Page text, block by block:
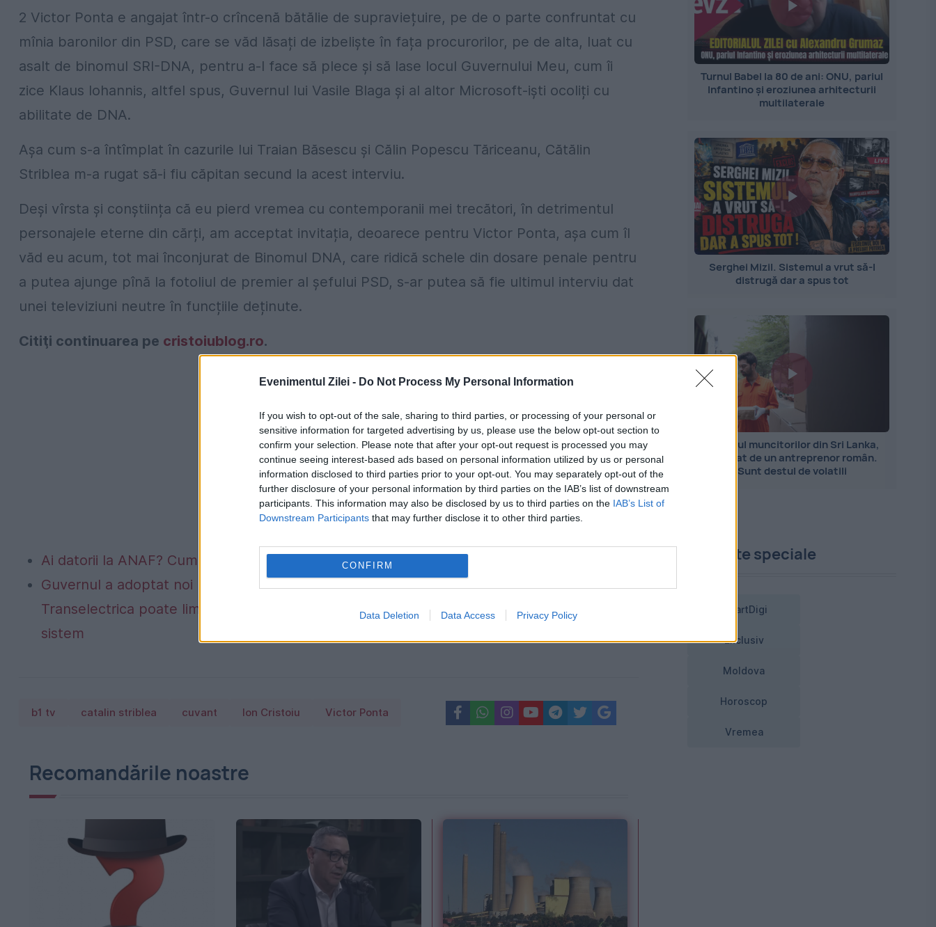
Evenimentul Zilei - Do Not Process My Personal Information
If you wish to opt-out of the sale, sharing to third parties, or processing of your personal or
sensitive information for targeted advertising by us, please use the below opt-out section to
confirm your selection. Please note that after your opt-out request is processed you may
continue seeing interest-based ads based on personal information utilized by us or personal
information disclosed to third parties prior to your opt-out. You may separately opt-out of the
further disclosure of your personal information by third parties on the IAB’s list of downstream
participants. This information may also be disclosed by us to third parties on the IAB’s List of
Downstream Participants that may further disclose it to other third parties.
CONFIRM
Data Deletion Data Access Privacy Policy
2 Victor Ponta e angajat într-o crîncenă bătălie de supraviețuire, pe de o parte confruntat cu
mînia baronilor din PSD, care se văd lăsați de izbeliște în fața procurorilor, pe de alta, luat cu
asalt de binomul SRI-DNA, pentru a-l face să plece și să lase locul Guvernului Meu, cum îi
zice Klaus Iohannis, altfel spus, Guvernul lui Vasile Blaga și al altor Microsoft-iști ocoliți cu
abilitate de DNA.
Aşa cum s-a întîmplat în cazurile lui Traian Băsescu și Călin Popescu Tăriceanu, Cătălin
Striblea m-a rugat să-i fiu căpitan secund la acest interviu.
Deși vîrsta și conștiința că eu pierd vremea cu contemporanii mei trecători, în detrimentul
personajele eterne din cărți, am acceptat invitația, deoarece pentru Victor Ponta, așa cum îl
văd eu acum, tot mai înconjurat de Binomul DNA, care ridică schele din dosare penale pentru
a putea ajunge pînă la fotoliul de premier al șefului PSD, s-ar putea să fie ultimul interviu dat
unei televiziuni neutre în funcțiile deținute.
Citiţi continuarea pe cristoiublog.ro.
Ai datorii la ANAF? Cum verifici gratuit, online, situația fiscală în doar câteva minute
Guvernul a adoptat noi măsuri de siguranță pentru piața de energie electrică.
Transelectrica poate limita consumul între orele 19:00 și 23:00 dacă apar deficite în
sistem
b1 tv catalin striblea cuvant Ion Cristoiu Victor Ponta
Recomandările noastre
Turnul Babel la 80 de ani: ONU, pariul
Infantino și eroziunea arhitecturii
multilaterale
Serghei Mizil. Sistemul a vrut să-l
distrugă dar a spus tot
Importul muncitorilor din Sri Lanka,
explicat de un antreprenor român.
Sunt destul de volatili
Proiecte speciale
SmartDigi
Exclusiv
Moldova
Horoscop
Vremea